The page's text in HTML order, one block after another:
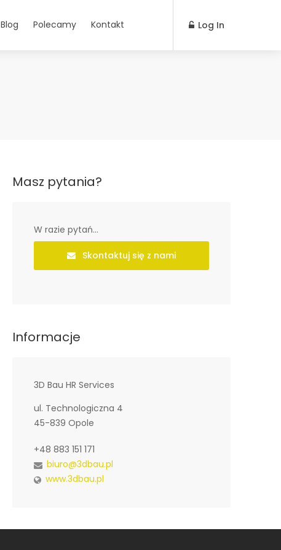
Blog Polecamy Kontakt Log In
Masz pytania?
W razie pytań...
Skontaktuj się z nami
Informacje
3D Bau HR Services
ul. Technologiczna 4
45-839 Opole
+48 883 151 171
biuro@3dbau.pl
www.3dbau.pl